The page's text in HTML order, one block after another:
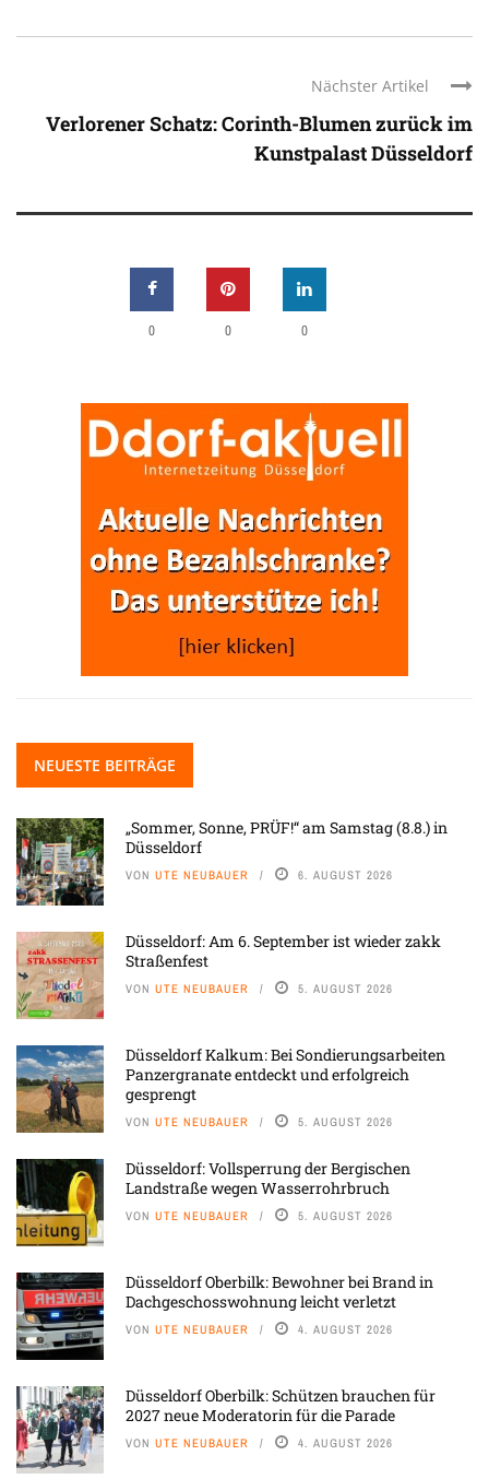
Nächster Artikel
Verlorener Schatz: Corinth-Blumen zurück im
Kunstpalast Düsseldorf
0 0 0
NEUESTE BEITRÄGE
„Sommer, Sonne, PRÜF!“ am Samstag (8.8.) in
Düsseldorf
VON UTE NEUBAUER 6. AUGUST 2026
Düsseldorf: Am 6. September ist wieder zakk
Straßenfest
VON UTE NEUBAUER 5. AUGUST 2026
Düsseldorf Kalkum: Bei Sondierungsarbeiten
Panzergranate entdeckt und erfolgreich
gesprengt
VON UTE NEUBAUER 5. AUGUST 2026
Düsseldorf: Vollsperrung der Bergischen
Landstraße wegen Wasserrohrbruch
VON UTE NEUBAUER 5. AUGUST 2026
Düsseldorf Oberbilk: Bewohner bei Brand in
Dachgeschosswohnung leicht verletzt
VON UTE NEUBAUER 4. AUGUST 2026
Düsseldorf Oberbilk: Schützen brauchen für
2027 neue Moderatorin für die Parade
VON UTE NEUBAUER 4. AUGUST 2026